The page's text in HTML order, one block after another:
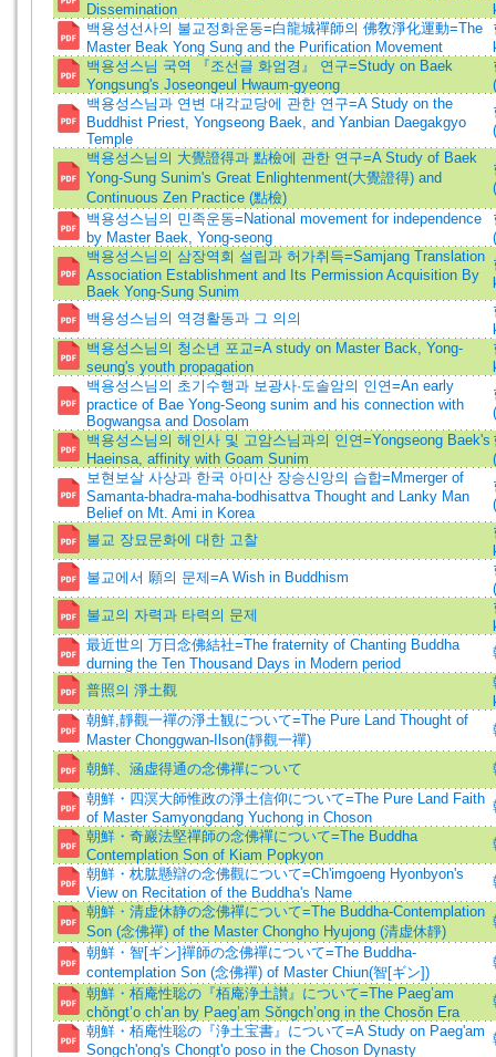
Dissemination
백용성선사의 불교정화운동=白龍城禪師의 佛敎淨化運動=The
Master Beak Yong Sung and the Purification Movement
백용성스님 국역 『조선글 화엄경』 연구=Study on Baek
Yongsung's Joseongeul Hwaum-gyeong
백용성스님과 연변 대각교당에 관한 연구=A Study on the
Buddhist Priest, Yongseong Baek, and Yanbian Daegakgyo
Temple
백용성스님의 大覺證得과 點檢에 관한 연구=A Study of Baek
Yong-Sung Sunim's Great Enlightenment(大覺證得) and
Continuous Zen Practice (點檢)
백용성스님의 민족운동=National movement for independence
by Master Baek, Yong-seong
백용성스님의 삼장역회 설립과 허가취득=Samjang Translation
Association Establishment and Its Permission Acquisition By
Baek Yong-Sung Sunim
백용성스님의 역경활동과 그 의의
백용성스님의 청소년 포교=A study on Master Back, Yong-
seung's youth propagation
백용성스님의 초기수행과 보광사·도솔암의 인연=An early
practice of Bae Yong-Seong sunim and his connection with
Bogwangsa and Dosolam
백용성스님의 해인사 및 고암스님과의 인연=Yongseong Baek's
Haeinsa, affinity with Goam Sunim
보현보살 사상과 한국 아미산 장승신앙의 습합=Mmerger of
Samanta-bhadra-maha-bodhisattva Thought and Lanky Man
Belief on Mt. Ami in Korea
불교 장묘문화에 대한 고찰
불교에서 願의 문제=A Wish in Buddhism
불교의 자력과 타력의 문제
最近世의 万日念佛結社=The fraternity of Chanting Buddha
durning the Ten Thousand Days in Modern period
普照의 淨土觀
朝鮮,靜觀一禪の淨土観について=The Pure Land Thought of
Master Chonggwan-Ilson(靜觀一禪)
朝鮮、涵虚得通の念佛禪について
朝鮮・四溟大師惟政の淨土信仰について=The Pure Land Faith
of Master Samyongdang Yuchong in Choson
朝鮮・奇巖法堅禪師の念佛禪について=The Buddha
Contemplation Son of Kiam Popkyon
朝鮮・枕肱懸辯の念佛觀について=Ch'imgoeng Hyonbyon's
View on Recitation of the Buddha's Name
朝鮮・清虚休静の念佛禪について=The Buddha-Contemplation
Son (念佛禪) of the Master Chongho Hyujong (清虚休靜)
朝鮮・智[ギン]禪師の念佛禪について=The Buddha-
contemplation Son (念佛禪) of Master Chiun(智[ギン])
朝鮮・栢庵性聡の『栢庵浄土讃』について=The Paeg’am
chŏngt’o ch’an by Paeg’am Sŏngch’ong in the Chosŏn Era
朝鮮・栢庵性聡の『浄土宝書』について=A Study on Paeg'am
Songch'ong's Chongt'o poso in the Choson Dynasty